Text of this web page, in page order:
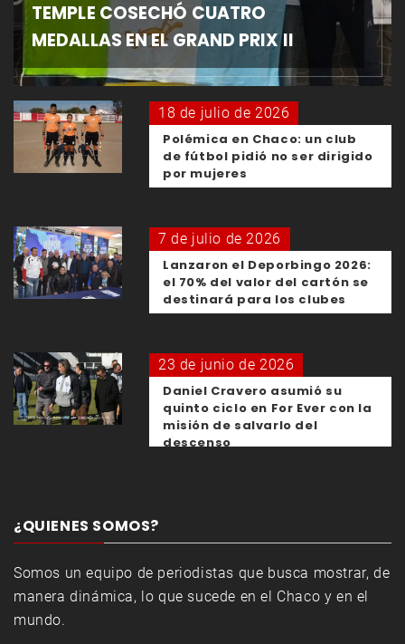
TEMPLE COSECHÓ CUATRO
MEDALLAS EN EL GRAND PRIX II
18 de julio de 2026
Polémica en Chaco: un club
de fútbol pidió no ser dirigido
por mujeres
7 de julio de 2026
Lanzaron el Deporbingo 2026:
el 70% del valor del cartón se
destinará para los clubes
23 de junio de 2026
Daniel Cravero asumió su
quinto ciclo en For Ever con la
misión de salvarlo del
descenso
¿QUIENES SOMOS?
Somos un equipo de periodistas que busca mostrar, de
manera dinámica, lo que sucede en el Chaco y en el
mundo.